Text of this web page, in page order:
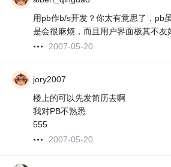
用pb作b/s开发？你太有意思了，pb
是会很麻烦，而且用户界面极其不友
2007-05-20
jory2007
楼上的可以先发简历去啊
我对PB不熟悉
555
2007-05-20